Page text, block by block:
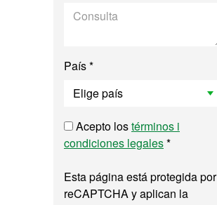
País *
Acepto lostérminos i
condiciones legales*
Esta página está protegida por
reCAPTCHA y aplican la